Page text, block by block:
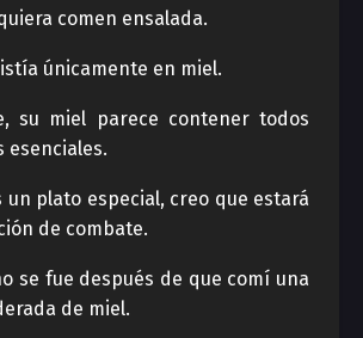
comen ensalada.
únicamente en miel.
su miel parece contener todos
esenciales.
un plato especial, creo que estará
de combate.
se fue después de que comí una
de miel.